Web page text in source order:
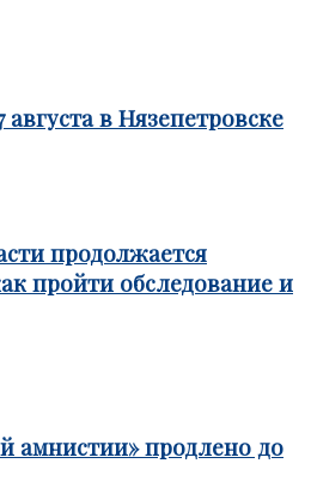
в Нязепетровске
продолжается
пройти обследование и
амнистии» продлено до